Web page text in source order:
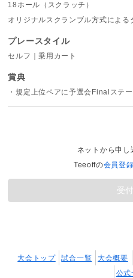
18ホール（スクラッチ）
オリジナルスクランブル方式による
プレースタイル
セルフ｜乗用カート
賞典
・規定上位ペアに予選会Finalステ
ネットから申し
Teeoffの会員登録
受
大会トップ 試合一覧 大会概要
公式